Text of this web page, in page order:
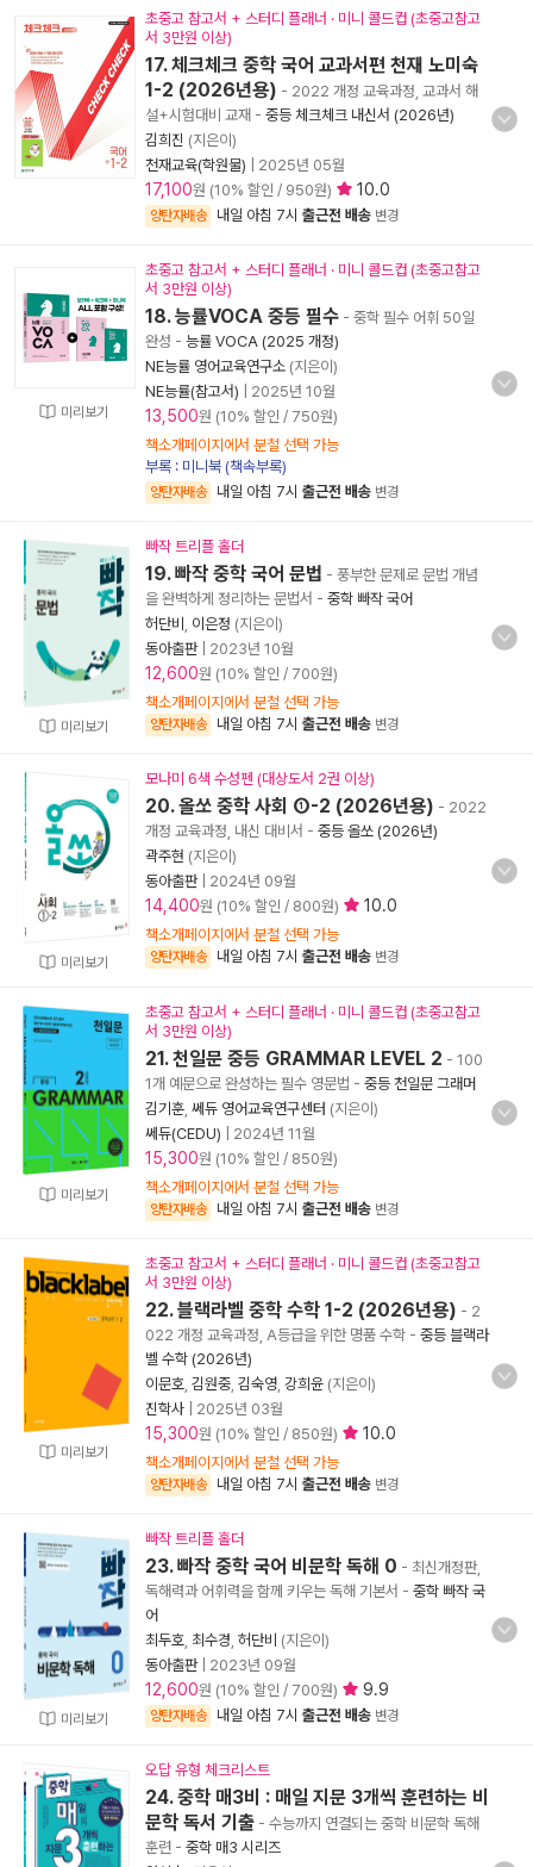
초중고 참고서 + 스터디 플래너 · 미니 콜드컵 (초중고참고
서 3만원 이상)
17. 체크체크 중학 국어 교과서편 천재 노미숙
1-2 (2026년용) - 2022 개정 교육과정, 교과서 해
설+시험대비 교재 - 중등 체크체크 내신서 (2026년)
김희진 (지은이)
천재교육(학원물)
2025년 05월
17,100원 (10% 할인 / 950원) 10.0
양탄자배송 내일 아침 7시 출근전 배송 변경
미리보기
초중고 참고서 + 스터디 플래너 · 미니 콜드컵 (초중고참고
서 3만원 이상)
18. 능률VOCA 중등 필수 - 중학 필수 어휘 50일
완성 - 능률 VOCA (2025 개정)
NE능률 영어교육연구소 (지은이)
NE능률(참고서)
2025년 10월
13,500원 (10% 할인 / 750원)
책소개페이지에서 분철 선택 가능
부록 : 미니북 (책속부록)
양탄자배송 내일 아침 7시 출근전 배송 변경
미리보기
빠작 트리플 홀더
19. 빠작 중학 국어 문법 - 풍부한 문제로 문법 개념
을 완벽하게 정리하는 문법서 - 중학 빠작 국어
허단비
이은정 (지은이)
동아출판| 2023년 10월
12,600원 (10% 할인 / 700원)
책소개페이지에서 분철 선택 가능
양탄자배송 내일 아침 7시 출근전 배송 변경
미리보기
모나미 6색 수성펜 (대상도서 2권 이상)
20. 올쏘 중학 사회 ①-2 (2026년용) - 2022
개정 교육과정, 내신 대비서 - 중등 올쏘 (2026년)
곽주현 (지은이)
동아출판| 2024년 09월
14,400원 (10% 할인 / 800원) 10.0
책소개페이지에서 분철 선택 가능
양탄자배송 내일 아침 7시 출근전 배송 변경
미리보기
초중고 참고서 + 스터디 플래너 · 미니 콜드컵 (초중고참고
서 3만원 이상)
21. 천일문 중등 GRAMMAR LEVEL 2 - 100
1개 예문으로 완성하는 필수 영문법 - 중등 천일문 그래머
김기훈 쎄듀 영어교육연구센터 (지은이)
쎄듀(CEDU)
2024년 11월
15,300원 (10% 할인 / 850원)
책소개페이지에서 분철 선택 가능
양탄자배송 내일 아침 7시 출근전 배송 변경
미리보기
초중고 참고서 + 스터디 플래너 · 미니 콜드컵 (초중고참고
서 3만원 이상)
22. 블랙라벨 중학 수학 1-2 (2026년용) - 2
022 개정 교육과정, A등급을 위한 명품 수학 - 중등 블랙라
벨 수학 (2026년)
이문호 김원중 김숙영 강희윤 (지은이)
진학사
2025년 03월
15,300원 (10% 할인 / 850원) 10.0
책소개페이지에서 분철 선택 가능
양탄자배송 내일 아침 7시 출근전 배송 변경
미리보기
빠작 트리플 홀더
23. 빠작 중학 국어 비문학 독해 0 - 최신개정판,
독해력과 어휘력을 함께 키우는 독해 기본서 - 중학 빠작 국
어
최두호 최수경 허단비 (지은이)
동아출판| 2023년 09월
12,600원 (10% 할인 / 700원) 9.9
양탄자배송 내일 아침 7시 출근전 배송 변경
오답 유형 체크리스트
24. 중학 매3비 : 매일 지문 3개씩 훈련하는 비
문학 독서 기출 - 수능까지 연결되는 중학 비문학 독해
훈련 - 중학 매3 시리즈